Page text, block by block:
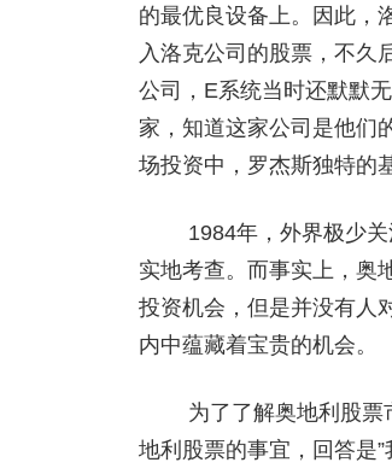
的最优良设备上。因此，
入洛克公司的股票，不久
公司，E系统当时还默默
家，知道这家公司是他们
场投资中，罗杰斯独特的
1984年，外界极少关注
实地考查。而事实上，奥
投资机会，但是并没有人
内中蕴藏着宝贵的机会。
为了了解奥地利股票市
地利股票的事宜，回答是